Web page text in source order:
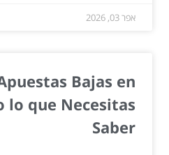
אפר 03, 2026
Bajas en
lo que Necesitas
Saber